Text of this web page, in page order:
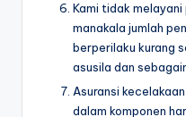
Kami tidak melayani
manakala jumlah
berperilaku kurang
asusila dan
Asuransi
dalam komponen